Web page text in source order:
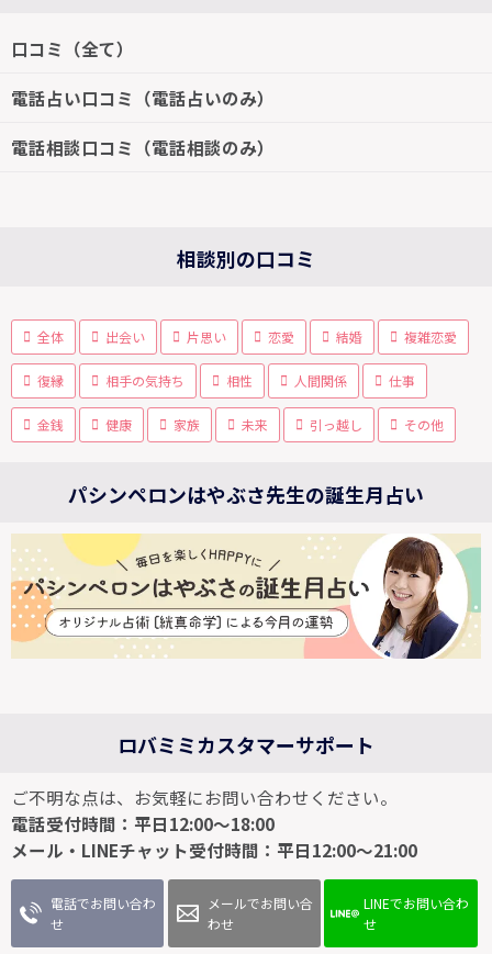
口コミ（全て）
電話占い口コミ（電話占いのみ）
電話相談口コミ（電話相談のみ）
相談別の口コミ
全体 出会い 片思い 恋愛 結婚 複雑恋愛
復縁 相手の気持ち 相性 人間関係 仕事
金銭 健康 家族 未来 引っ越し その他
パシンペロンはやぶさ先生の誕生月占い
ロバミミカスタマーサポート
ご不明な点は、お気軽にお問い合わせください。
電話受付時間：平日12:00～18:00
メール・LINEチャット受付時間：平日12:00～21:00
電話でお問い合わ
せ
メールでお問い合
わせ
LINEでお問い合わ
せ